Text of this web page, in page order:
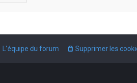
Supprimer les
L’équipe du forum